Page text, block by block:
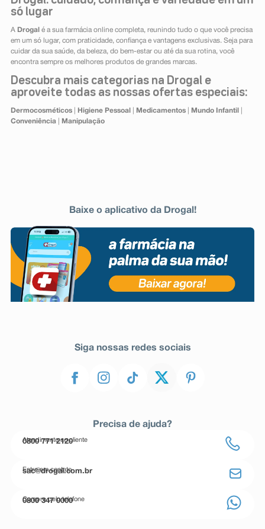
só lugar
A Drogal é a sua farmácia online completa, reunindo tudo o que você precisa
em um só lugar, com praticidade, confiança e vantagens exclusivas. Seja para
cuidar da sua saúde, da beleza, do bem-estar ou até da sua rotina, você
encontra sempre os melhores produtos de grandes marcas.
Descubra mais categorias na Drogal e
aproveite todas as nossas ofertas especiais:
Dermocosméticos| Higiene Pessoal Medicamentos| Mundo Infantil
Conveniência| Manipulação
Baixe o aplicativo da Drogal!
Siga nossas redes sociais
Precisa de ajuda?
Atendimento ao cliente
0800 771 2120
Entre em contato
sac@drogal.com.br
Compre pelo telefone
0800 347 0000